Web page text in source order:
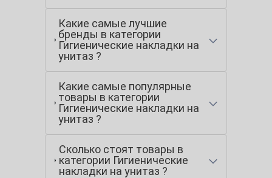
Какие самые лучшие
бренды в категории
Гигиенические накладки на
унитаз ?
Какие самые популярные
товары в категории
Гигиенические накладки на
унитаз ?
Сколько стоят товары в
категории Гигиенические
накладки на унитаз ?